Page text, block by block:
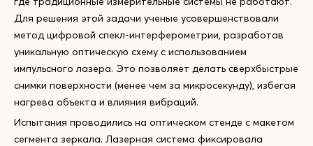
Для решения этой задачи ученые усовершенствовали
метод цифровой спекл-интерферометрии, разработав
уникальную оптическую схему с использованием
импульсного лазера. Это позволяет делать сверхбыстрые
снимки поверхности (менее чем за микросекунду), избегая
нагрева объекта и влияния вибраций.
Испытания проводились на оптическом стенде с макетом
сегмента зеркала. Лазерная система фиксировала